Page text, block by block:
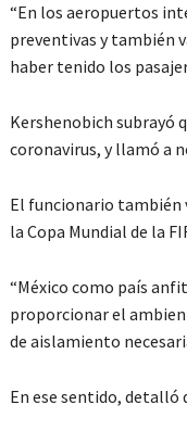
“En los aeropuertos
preventivas y también
haber tenido los
Kershenobich subrayó
coronavirus, y llamó a
El funcionario también
la Copa Mundial de la
“México como país
proporcionar el
de aislamiento
En ese sentido, detalló